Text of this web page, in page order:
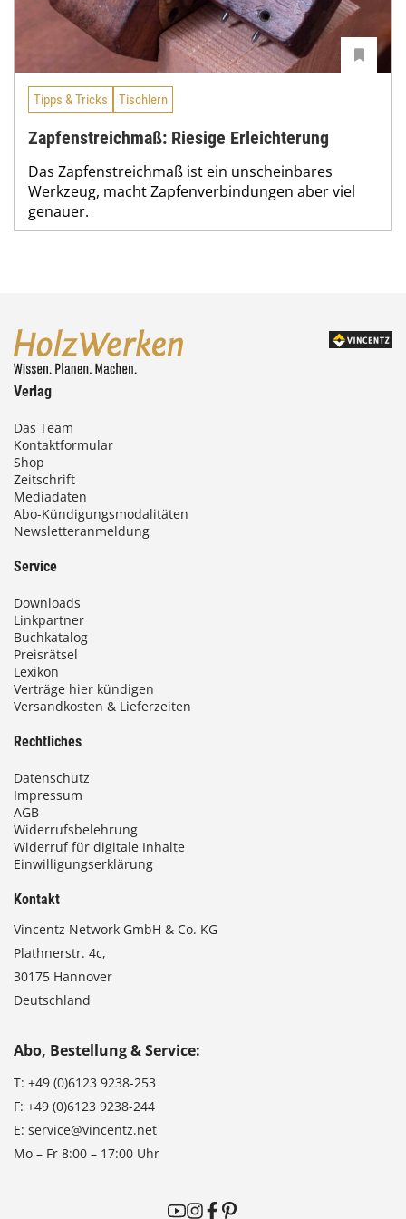
Tipps & Tricks Tischlern
Zapfenstreichmaß: Riesige Erleichterung
Das Zapfenstreichmaß ist ein unscheinbares
Werkzeug, macht Zapfenverbindungen aber viel
genauer.
Verlag
Das Team
Kontaktformular
Shop
Zeitschrift
Mediadaten
Abo-Kündigungsmodalitäten
Newsletteranmeldung
Service
Downloads
Linkpartner
Buchkatalog
Preisrätsel
Lexikon
Verträge hier kündigen
Versandkosten & Lieferzeiten
Rechtliches
Datenschutz
Impressum
AGB
Widerrufsbelehrung
Widerruf für digitale Inhalte
Einwilligungserklärung
Kontakt
Vincentz Network GmbH & Co. KG
Plathnerstr. 4c,
30175 Hannover
Deutschland
Abo, Bestellung & Service:
T: +49 (0)6123 9238-253
F: +49 (0)6123 9238-244
E: service@vincentz.net
Mo – Fr 8:00 – 17:00 Uhr